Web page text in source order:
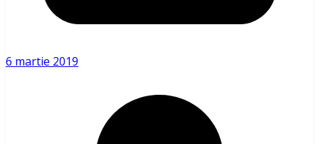
6 martie 2019